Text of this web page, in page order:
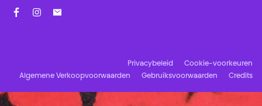
Privacybeleid
Cookie-voorkeuren
Algemene Verkoopvoorwaarden
Gebruiksvoorwaarden Credits